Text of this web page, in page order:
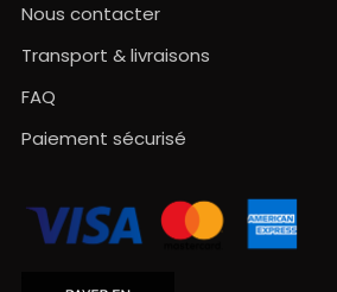
Nous contacter
Transport & livraisons
FAQ
Paiement sécurisé